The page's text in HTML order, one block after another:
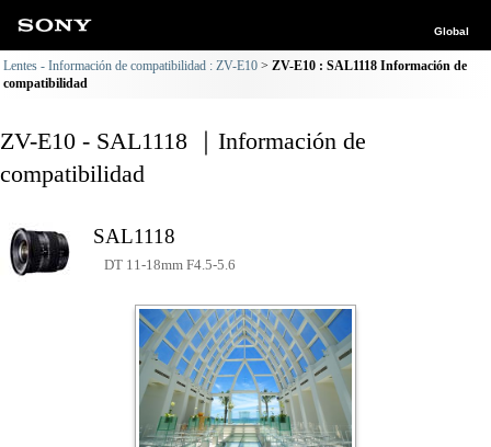
Global
Lentes - Información de compatibilidad : ZV-E10
ZV-E10 : SAL1118 Información de
compatibilidad
ZV-E10 - SAL1118 ｜Información de
compatibilidad
SAL1118
DT 11-18mm F4.5-5.6